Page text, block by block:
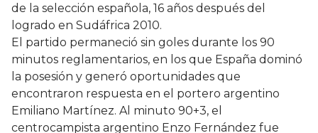
de la selección española, 16 años después del
logrado en Sudáfrica 2010.
El partido permaneció sin goles durante los 90
minutos reglamentarios, en los que España dominó
la posesión y generó oportunidades que
encontraron respuesta en el portero argentino
Emiliano Martínez. Al minuto 90+3, el
centrocampista argentino Enzo Fernández fue